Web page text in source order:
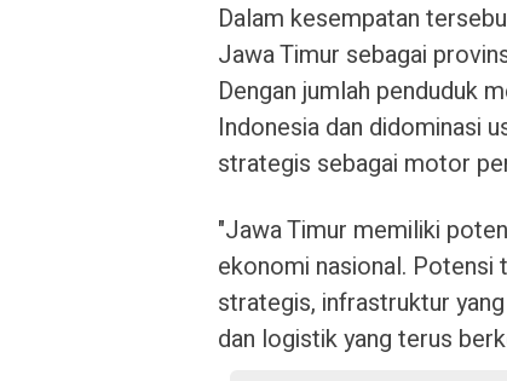
Dalam kesempatan
Jawa Timur sebagai
Dengan jumlah penduduk
Indonesia dan didominasi
strategis sebagai motor
"Jawa Timur memiliki
ekonomi nasional.
strategis, infrastruktur
dan logistik yang terus